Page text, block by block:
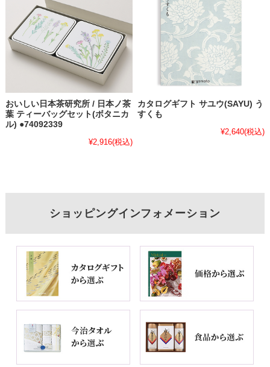
おいしい日本茶研究所 / 日本ノ茶
葉 ティーバッグセット(ボタニカ
ル) ●74092339
¥2,916(税込)
カタログギフト サユウ(SAYU) う
すくも
¥2,640(税込)
ショッピングインフォメーション